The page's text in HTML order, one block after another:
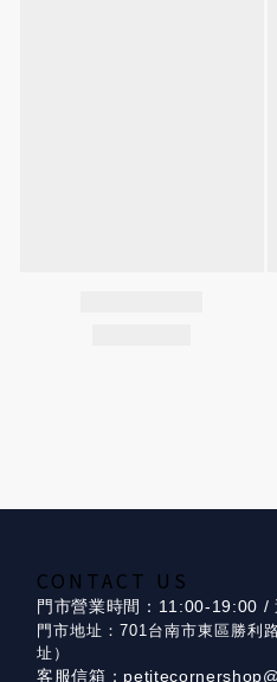
CONTACT US
門市營業時間：11:00-19:00 /
門市地址：701台南市東區勝利
址）
客服信箱：